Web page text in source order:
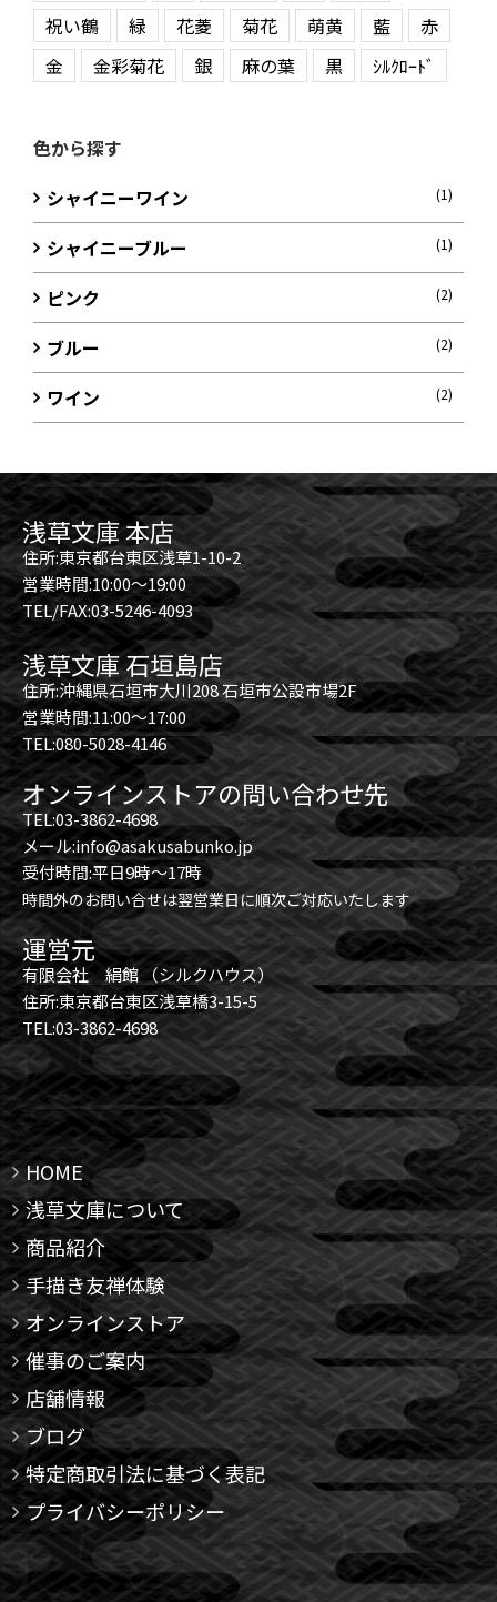
祝い鶴
緑 花菱 菊花 萌黄 藍
赤
金
金彩菊花 銀 麻の葉 黒 ｼﾙｸﾛｰﾄﾞ
色から探す
シャイニーワイン
(1)
シャイニーブルー (1)
ピンク (2)
ブルー (2)
ワイン (2)
浅草文庫 本店
住所:東京都台東区浅草1-10-2
営業時間:10:00～19:00
TEL/FAX:03-5246-4093
浅草文庫 石垣島店
住所:沖縄県石垣市大川208 石垣市公設市場2F
営業時間:11:00～17:00
TEL:080-5028-4146
オンラインストアの問い合わせ先
TEL:03-3862-4698
メール:info@asakusabunko.jp
受付時間:平日9時～17時
時間外のお問い合せは翌営業日に順次ご対応いたします
運営元
有限会社 絹館 （シルクハウス）
住所:東京都台東区浅草橋3-15-5
TEL:03-3862-4698
HOME
浅草文庫について
商品紹介
手描き友禅体験
オンラインストア
催事のご案内
店舗情報
ブログ
特定商取引法に基づく表記
プライバシーポリシー